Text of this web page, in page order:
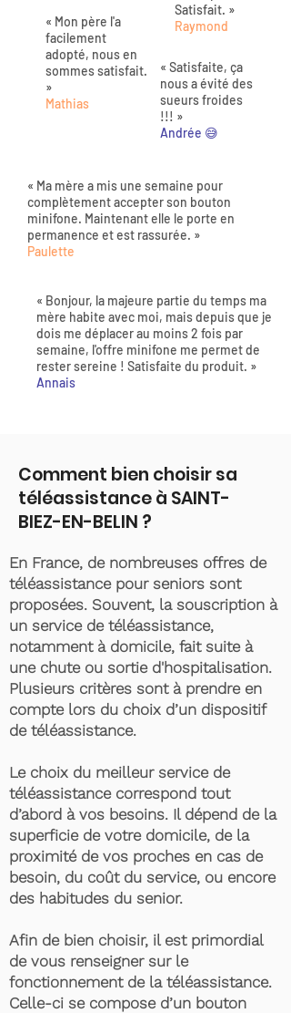
« Mon père l'a
facilement
adopté, nous en
sommes satisfait.
»
Mathias
Satisfait. »
Raymond
« Satisfaite, ça
nous a évité des
sueurs froides
!!! »
Andrée 😅
« Ma mère a mis une semaine pour
complètement accepter son bouton
minifone. Maintenant elle le porte en
permanence et est rassurée. »
Paulette
« Bonjour, la majeure partie du temps ma
mère habite avec moi, mais depuis que je
dois me déplacer au moins 2 fois par
semaine, l'offre minifone me permet de
rester sereine ! Satisfaite du produit. »
Annais
Comment bien choisir sa
téléassistance à SAINT-
BIEZ-EN-BELIN ?
En France, de nombreuses offres de
téléassistance pour seniors sont
proposées. Souvent, la souscription à
un service de téléassistance,
notamment à domicile, fait suite à
une chute ou sortie d'hospitalisation.
Plusieurs critères sont à prendre en
compte lors du choix d’un dispositif
de téléassistance.
Le choix du meilleur service de
téléassistance correspond tout
d’abord à vos besoins. Il dépend de la
superficie de votre domicile, de la
proximité de vos proches en cas de
besoin, du coût du service, ou encore
des habitudes du senior.
Afin de bien choisir, il est primordial
de vous renseigner sur le
fonctionnement de la téléassistance.
Celle-ci se compose d’un bouton